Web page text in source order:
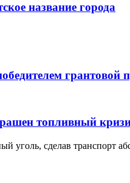
название города
топливный
уголь, сделав транспорт